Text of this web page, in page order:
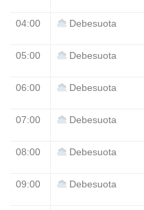
04:00 Debesuota
05:00 Debesuota
06:00 Debesuota
07:00 Debesuota
08:00 Debesuota
09:00 Debesuota